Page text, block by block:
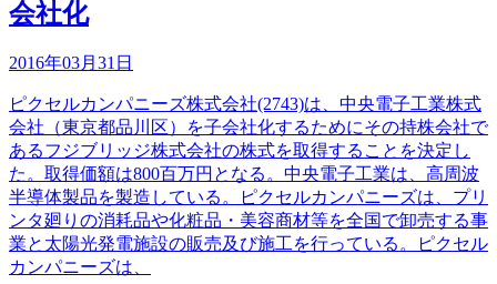
会社化
2016年03月31日
ピクセルカンパニーズ株式会社(2743)は、中央電子工業株式
会社（東京都品川区）を子会社化するためにその持株会社で
あるフジブリッジ株式会社の株式を取得することを決定し
た。取得価額は800百万円となる。中央電子工業は、高周波
半導体製品を製造している。ピクセルカンパニーズは、プリ
ンタ廻りの消耗品や化粧品・美容商材等を全国で卸売する事
業と太陽光発電施設の販売及び施工を行っている。ピクセル
カンパニーズは、